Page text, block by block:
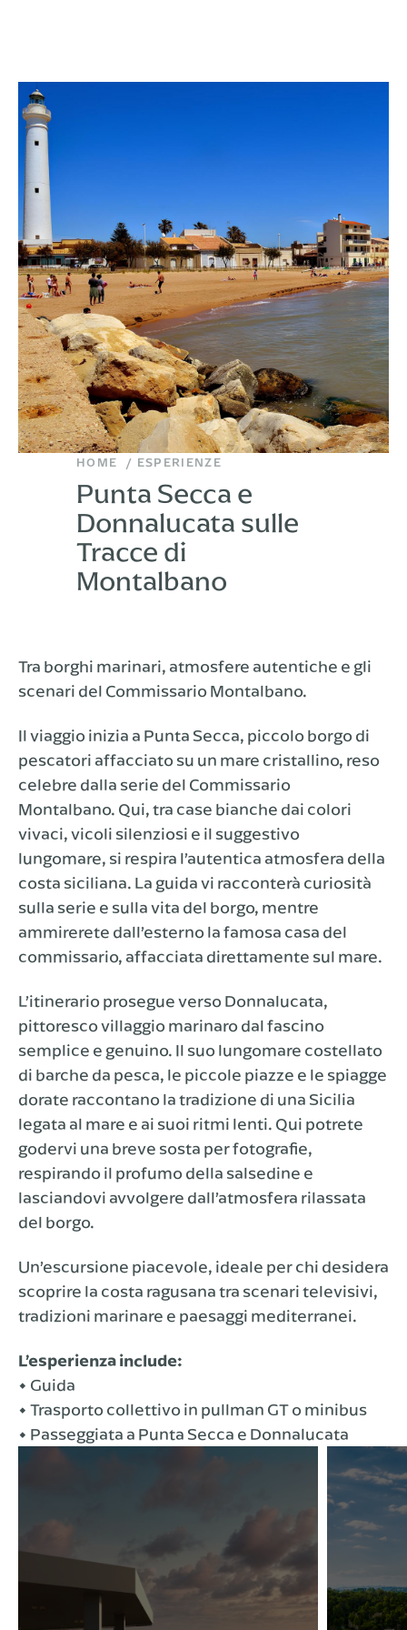
HOME ESPERIENZE
Punta Secca e
Donnalucata sulle
Tracce di
Montalbano
Tra borghi marinari, atmosfere autentiche e gli
scenari del Commissario Montalbano.
Il viaggio inizia a Punta Secca, piccolo borgo di
pescatori affacciato su un mare cristallino, reso
celebre dalla serie del Commissario
Montalbano. Qui, tra case bianche dai colori
vivaci, vicoli silenziosi e il suggestivo
lungomare, si respira l’autentica atmosfera della
costa siciliana. La guida vi racconterà curiosità
sulla serie e sulla vita del borgo, mentre
ammirerete dall’esterno la famosa casa del
commissario, affacciata direttamente sul mare.
L’itinerario prosegue verso Donnalucata,
pittoresco villaggio marinaro dal fascino
semplice e genuino. Il suo lungomare costellato
di barche da pesca, le piccole piazze e le spiagge
dorate raccontano la tradizione di una Sicilia
legata al mare e ai suoi ritmi lenti. Qui potrete
godervi una breve sosta per fotografie,
respirando il profumo della salsedine e
lasciandovi avvolgere dall’atmosfera rilassata
del borgo.
Un’escursione piacevole, ideale per chi desidera
scoprire la costa ragusana tra scenari televisivi,
tradizioni marinare e paesaggi mediterranei.
L’esperienza include:
• Guida
• Trasporto collettivo in pullman GT o minibus
• Passeggiata a Punta Secca e Donnalucata